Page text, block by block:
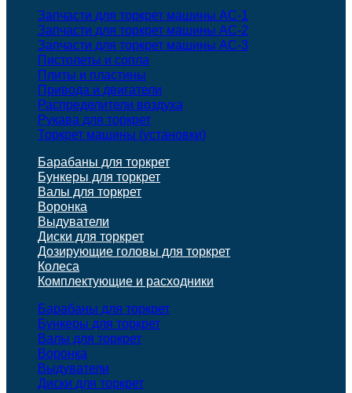
Запчасти для торкрет машины АС-1
Запчасти для торкрет машины АС-2
Запчасти для торкрет машины АС-3
Пистолеты и сопла
Плиты и пластины
Привода и двигатели
Распределители воздуха
Рукава для торкрет
Торкрет машины (установки)
Барабаны для торкрет
Бункеры для торкрет
Валы для торкрет
Воронка
Выдуватели
Диски для торкрет
Дозирующие головы для торкрет
Колеса
Комплектующие и расходники
Барабаны для торкрет
Бункеры для торкрет
Валы для торкрет
Воронка
Выдуватели
Диски для торкрет